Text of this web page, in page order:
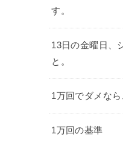
す。
13日の金曜日、
と。
1万回でダメなら
1万回の基準